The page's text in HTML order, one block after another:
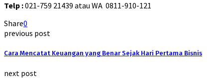
Telp :021-759 21439 atau WA 0811-910-121
Share0
previous post
Cara Mencatat Keuangan yang Benar Sejak Hari Pertama Bisnis
next post